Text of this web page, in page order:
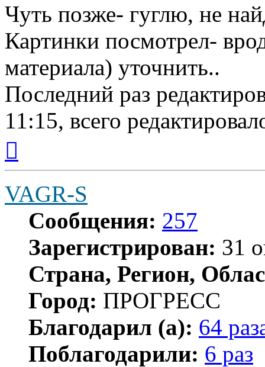
Чуть позже- гуглю, не
Картинки посмотрел-
материала) уточнить..
Последний раз
11:15, всего
началу
VAGR-S
Сообщения: 257
Зарегистрирован: 31
Страна, Регион,
Город: ПРОГРЕСС
Благодарил (а): 64
Поблагодарили: 6 раз